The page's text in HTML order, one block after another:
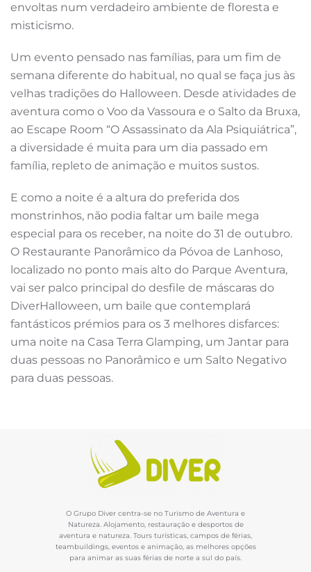
envoltas num verdadeiro ambiente de floresta e
misticismo.
Um evento pensado nas famílias, para um fim de
semana diferente do habitual, no qual se faça jus às
velhas tradições do Halloween. Desde atividades de
aventura como o Voo da Vassoura e o Salto da Bruxa,
ao Escape Room “O Assassinato da Ala Psiquiátrica”,
a diversidade é muita para um dia passado em
família, repleto de animação e muitos sustos.
E como a noite é a altura do preferida dos
monstrinhos, não podia faltar um baile mega
especial para os receber, na noite do 31 de outubro.
O Restaurante Panorâmico da Póvoa de Lanhoso,
localizado no ponto mais alto do Parque Aventura,
vai ser palco principal do desfile de máscaras do
DiverHalloween, um baile que contemplará
fantásticos prémios para os 3 melhores disfarces:
uma noite na Casa Terra Glamping, um Jantar para
duas pessoas no Panorâmico e um Salto Negativo
para duas pessoas.
O Grupo Diver centra-se no Turismo de Aventura e
Natureza. Alojamento, restauração e desportos de
aventura e natureza. Tours turísticas, campos de férias,
teambuildings, eventos e animação, as melhores opções
para animar as suas férias de norte a sul do país.